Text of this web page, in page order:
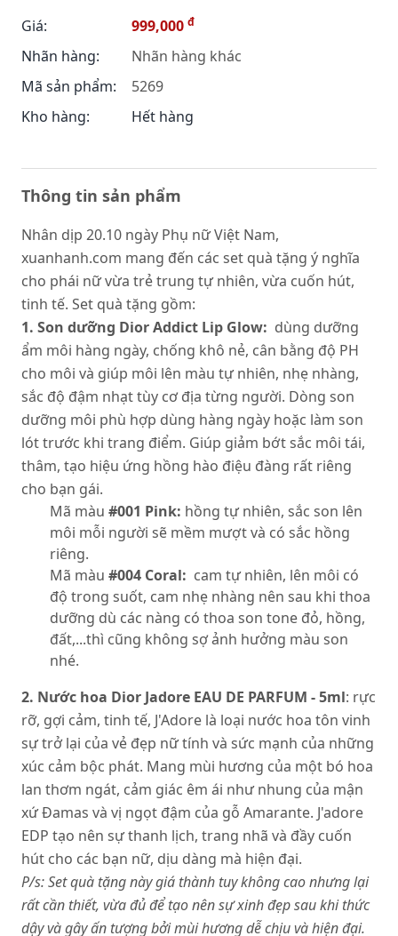
Giá: 999,000 đ
Nhãn hàng:
Nhãn hàng khác
Mã sản phẩm:
5269
Kho hàng:
Hết hàng
Thông tin sản phẩm
Nhân dịp 20.10 ngày Phụ nữ Việt Nam,
xuanhanh.com mang đến các set quà tặng ý nghĩa
cho phái nữ vừa trẻ trung tự nhiên, vừa cuốn hút,
tinh tế. Set quà tặng gồm:
1. Son dưỡng Dior Addict Lip Glow: dùng dưỡng
ẩm môi hàng ngày, chống khô nẻ, cân bằng độ PH
cho môi và giúp môi lên màu tự nhiên, nhẹ nhàng,
sắc độ đậm nhạt tùy cơ địa từng người. Dòng son
dưỡng môi phù hợp dùng hàng ngày hoặc làm son
lót trước khi trang điểm. Giúp giảm bớt sắc môi tái,
thâm, tạo hiệu ứng hồng hào điệu đàng rất riêng
cho bạn gái.
Mã màu #001 Pink: hồng tự nhiên, sắc son lên
môi mỗi người sẽ mềm mượt và có sắc hồng
riêng.
Mã màu #004 Coral: cam tự nhiên, lên môi có
độ trong suốt, cam nhẹ nhàng nên sau khi thoa
dưỡng dù các nàng có thoa son tone đỏ, hồng,
đất,...thì cũng không sợ ảnh hưởng màu son
nhé.
2. Nước hoa Dior Jadore EAU DE PARFUM - 5ml: rực
rỡ, gợi cảm, tinh tế, J'Adore là loại nước hoa tôn vinh
sự trở lại của vẻ đẹp nữ tính và sức mạnh của những
xúc cảm bộc phát. Mang mùi hương của một bó hoa
lan thơm ngát, cảm giác êm ái như nhung của mận
xứ Đamas và vị ngọt đậm của gỗ Amarante. J'adore
EDP tạo nên sự thanh lịch, trang nhã và đầy cuốn
hút cho các bạn nữ, dịu dàng mà hiện đại.
P/s: Set quà tặng này giá thành tuy không cao nhưng lại
rất cần thiết, vừa đủ để tạo nên sự xinh đẹp sau khi thức
dậy và gây ấn tượng bởi mùi hương dễ chịu và hiện đại.